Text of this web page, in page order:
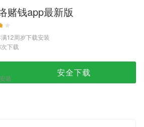
赌钱app最新版
12周岁下载安装
次下载
装
安全下载